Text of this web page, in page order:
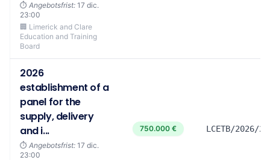
⏱️ Angebotsfrist: 17 dic.
23:00
🏢 Limerick and Clare
Education and Training
Board
2026
establishment of a
panel for the
supply, delivery
and i...
⏱️ Angebotsfrist: 17 dic.
23:00
750.000 € LCETB/2026/